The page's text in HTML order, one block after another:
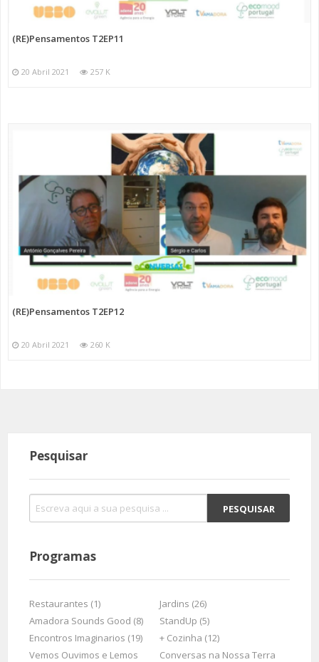
(RE)Pensamentos T2EP11
20 Abril 2021 257 K
(RE)Pensamentos T2EP12
20 Abril 2021 260 K
Pesquisar
Programas
Restaurantes (1)
Jardins (26)
Amadora Sounds Good (8)
StandUp (5)
Encontros Imaginarios (19)
+ Cozinha (12)
Vemos Ouvimos e Lemos
Conversas na Nossa Terra